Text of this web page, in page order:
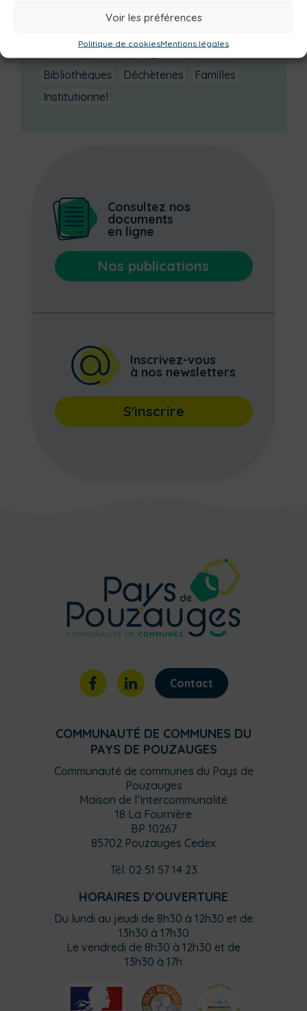
Voir les préférences
Politique de cookiesMentions légales
Bibliothèques
Déchèteries
Familles
Institutionnel
Consultez nos
documents
en ligne
Nos publications
Inscrivez-vous
à nos newsletters
S'inscrire
Contact
COMMUNAUTÉ DE COMMUNES DU
PAYS DE POUZAUGES
Communauté de communes du Pays de
Pouzauges
Maison de l’Intercommunalité
18 La Fournière
BP 10267
85702 Pouzauges Cedex
Tél. 02 51 57 14 23
HORAIRES D'OUVERTURE
Du lundi au jeudi de 8h30 à 12h30 et de
13h30 à 17h30
Le vendredi de 8h30 à 12h30 et de
13h30 à 17h